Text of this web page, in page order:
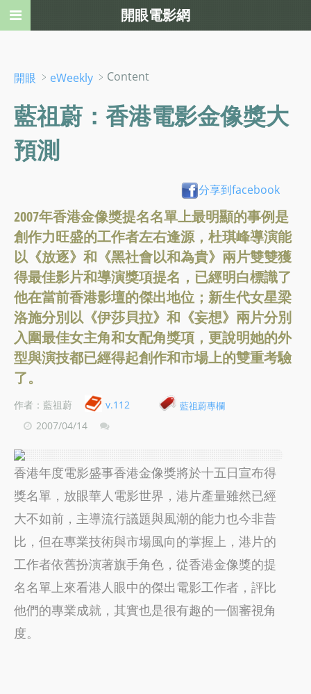
開眼 ﹥ eWeekly ﹥Content
藍祖蔚：香港電影金像獎大
預測
分享到facebook
2007年香港金像獎提名名單上最明顯的事例是
創作力旺盛的工作者左右逢源，杜琪峰導演能
以《放逐》和《黑社會以和為貴》兩片雙雙獲
得最佳影片和導演獎項提名，已經明白標識了
他在當前香港影壇的傑出地位；新生代女星梁
洛施分別以《伊莎貝拉》和《妄想》兩片分別
入圍最佳女主角和女配角獎項，更說明她的外
型與演技都已經得起創作和市場上的雙重考驗
了。
作者：藍祖蔚 v.112 藍祖蔚專欄
2007/04/14
香港年度電影盛事香港金像獎將於十五日宣布得
獎名單，放眼華人電影世界，港片產量雖然已經
大不如前，主導流行議題與風潮的能力也今非昔
比，但在專業技術與市場風向的掌握上，港片的
工作者依舊扮演著旗手角色，從香港金像獎的提
名名單上來看港人眼中的傑出電影工作者，評比
他們的專業成就，其實也是很有趣的一個審視角
度。
開眼電影網